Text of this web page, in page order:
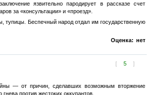
язвительно пародирует в рассказе счет
за «консультации» и «проезд».
тупицы. Беспечный народ отдал им государственную
Оценка: нет
[ 5 ]
— от причин, сделавших возможным вторжение
против жестоких оккупантов.